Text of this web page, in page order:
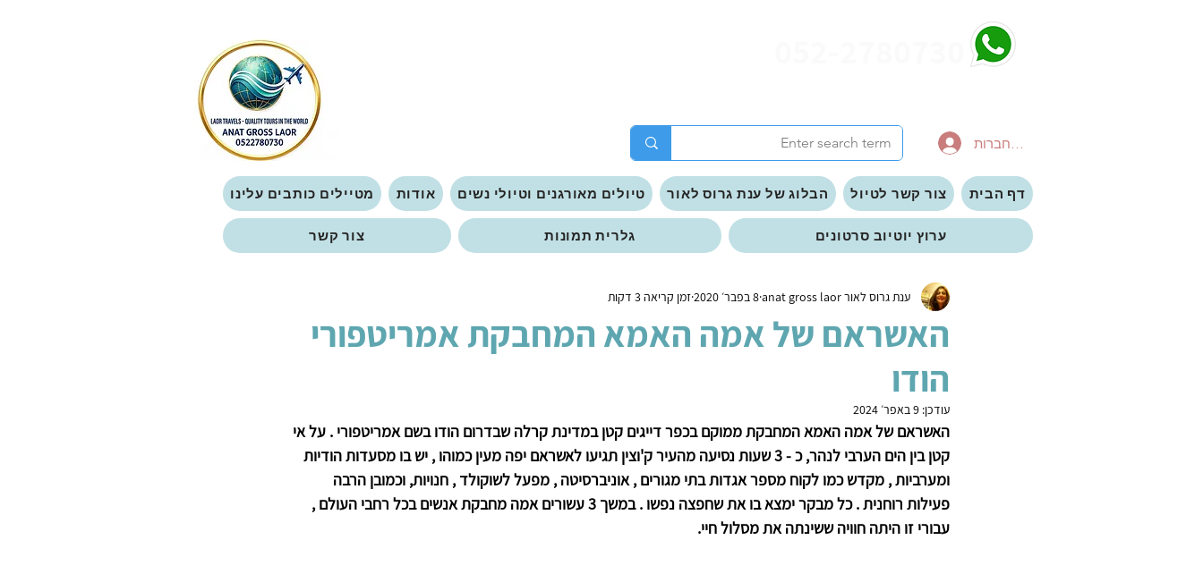
להתחברות
דף הבית צור קשר לטיול הבלוג של ענת גרוס לאור טיולים מאורגנים וטיולי נשים אודות מטיילים כותבים עלינו
ערוץ יוטיוב סרטונים גלרית תמונות צור קשר
האשראם של אמה האמא המחבקת אמריטפורי
הודו
ענת גרוס לאור anat gross laor 8 בפבר׳ 2020 זמן קריאה 3 דקות
עודכן: 9 באפר׳ 2024
האשראם של אמה האמא המחבקת ממוקם בכפר דייגים קטן במדינת קרלה שבדרום הודו בשם אמריטפורי . על אי
קטן בין הים הערבי לנהר, כ - 3 שעות נסיעה מהעיר ק'וצין תגיעו ל
אשראם יפה מעין כמוהו , יש בו מסעדות הודיות
ומערביות , מקדש כמו לקוח מספר אגדות בתי מגורים , אוניברסיטה , מפעל לשוקולד , חנויות, וכמובן הרבה
פעילות רוחנית . כל מבקר ימצא בו את שחפצה נפשו . במשך 3 עשורים אמה מחבקת אנשים בכל רחבי העולם ,
עבורי זו היתה חוויה ששינתה את מסלול חיי.